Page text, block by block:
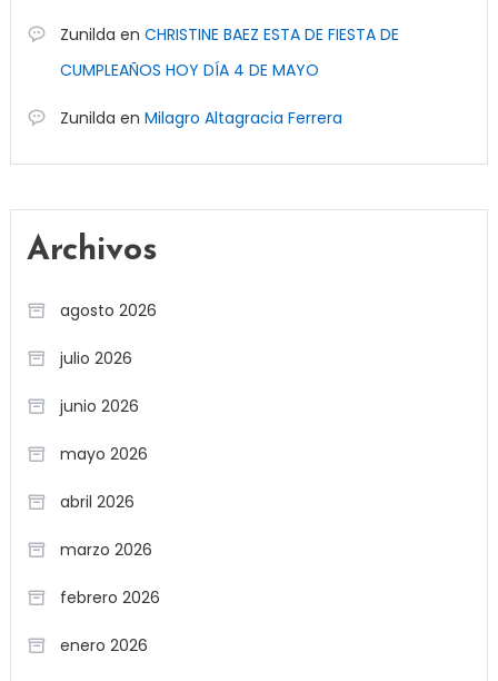
Zunilda en CHRISTINE BAEZ ESTA DE FIESTA DE
CUMPLEAÑOS HOY DÍA 4 DE MAYO
Zunilda en Milagro Altagracia Ferrera
Archivos
agosto 2026
julio 2026
junio 2026
mayo 2026
abril 2026
marzo 2026
febrero 2026
enero 2026